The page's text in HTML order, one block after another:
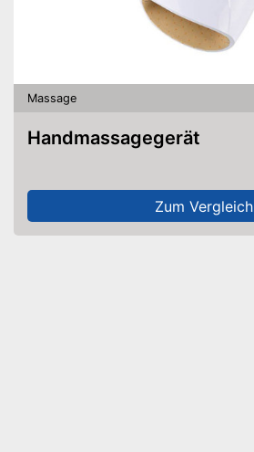
Massage
Handmassagegerät
Zum Vergleich